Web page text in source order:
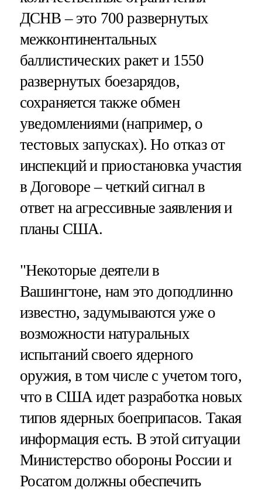
ДСНВ – это 700 развернутых
межконтинентальных
баллистических ракет и 1550
развернутых боезарядов,
сохраняется также обмен
уведомлениями (например, о
тестовых запусках). Но отказ от
инспекций и приостановка участия
в Договоре – четкий сигнал в
ответ на агрессивные заявления и
планы США.
"Некоторые деятели в
Вашингтоне, нам это доподлинно
известно, задумываются уже о
возможности натуральных
испытаний своего ядерного
оружия, в том числе с учетом того,
что в США идет разработка новых
типов ядерных боеприпасов. Такая
информация есть. В этой ситуации
Министерство обороны России и
Росатом должны обеспечить